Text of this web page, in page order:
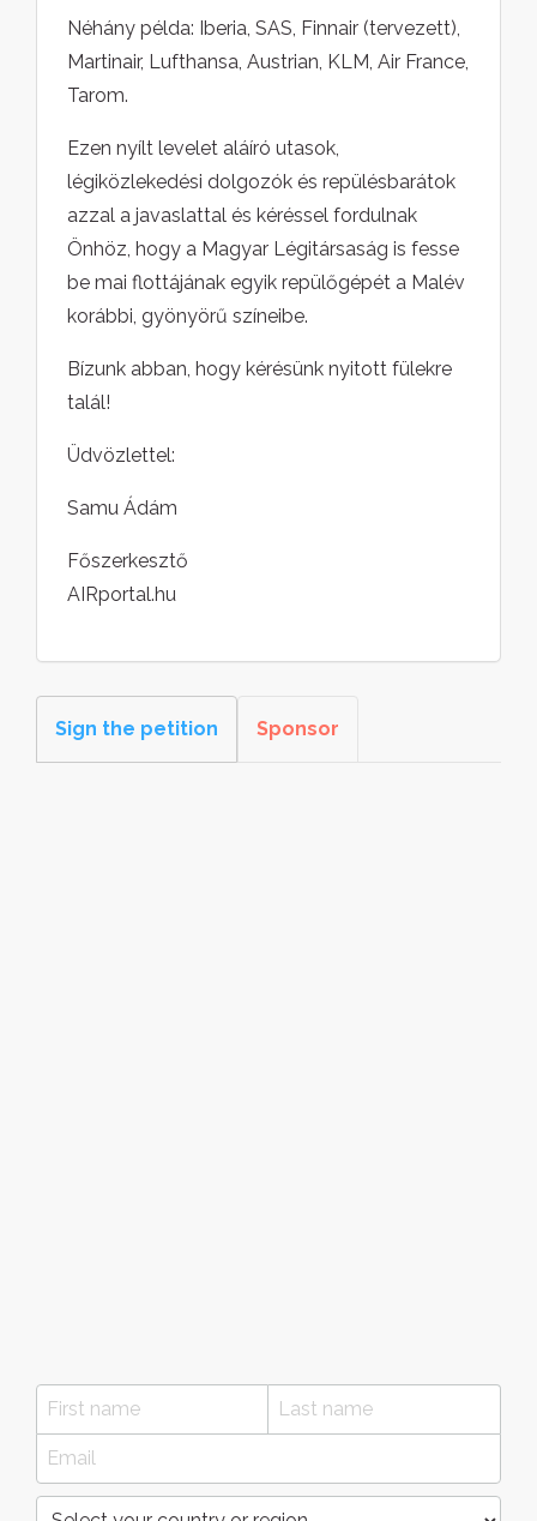
Néhány példa: Iberia, SAS, Finnair (tervezett),
Martinair, Lufthansa, Austrian, KLM, Air France,
Tarom.
Ezen nyílt levelet aláíró utasok,
légiközlekedési dolgozók és repülésbarátok
azzal a javaslattal és kéréssel fordulnak
Önhöz, hogy a Magyar Légitársaság is fesse
be mai flottájának egyik repülőgépét a Malév
korábbi, gyönyörű színeibe.
Bízunk abban, hogy kérésünk nyitott fülekre
talál!
Üdvözlettel:
Samu Ádám
Főszerkesztő
AIRportal.hu
Sign the petition Sponsor